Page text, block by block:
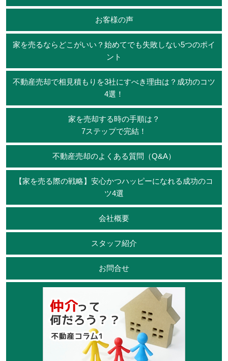
お客様の声
家を売るならどこがいい？始めてでも失敗しない5つのポイ
ント
不動産売却で相見積もりを3社にすべき理由は？成功のコツ
4選！
家を売却する時の手順は？
7ステップで完結！
不動産売却のよくある質問（Q&A）
【家を売る際の戦略】安心かつハッピーになれる成功のコ
ツ4選
会社概要
スタッフ紹介
お問合せ